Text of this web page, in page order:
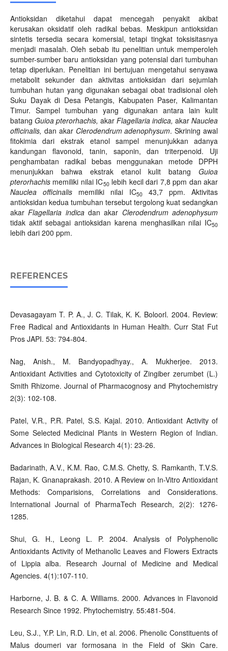
Antioksidan diketahui dapat mencegah penyakit akibat
kerusakan oksidatif oleh radikal bebas. Meskipun antioksidan
sintetis tersedia secara komersial, tetapi tingkat toksisitasnya
menjadi masalah. Oleh sebab itu penelitian untuk memperoleh
sumber-sumber baru antioksidan yang potensial dari tumbuhan
tetap diperlukan. Penelitian ini bertujuan mengetahui senyawa
metabolit sekunder dan aktivitas antioksidan dari sejumlah
tumbuhan hutan yang digunakan sebagai obat tradisional oleh
Suku Dayak di Desa Petangis, Kabupaten Paser, Kalimantan
Timur. Sampel tumbuhan yang digunakan antara lain kulit
batang Guioa pterorhachis,akarFlagellaria indica,akarNauclea
officinalis, dan akar Clerodendrum adenophysum. Skrining awal
fitokimia dari ekstrak etanol sampel menunjukkan adanya
kandungan flavonoid, tanin, saponin, dan triterpenoid. Uji
penghambatan radikal bebas menggunakan metode DPPH
menunjukkan bahwa ekstrak etanol kulit batangGuioa
pterorhachismemiliki nilai IC50lebih kecil dari 7,8 ppm dan akar
Nauclea officinalismemiliki nilai IC50
43,7 ppm. Aktivitas
antioksidan kedua tumbuhan tersebut tergolong kuat sedangkan
akarFlagellaria indicadan akar Clerodendrum adenophysum
tidak aktif sebagai antioksidan karena menghasilkan nilai IC50
lebih dari 200 ppm.
REFERENCES
Devasagayam T. P. A., J. C. Tilak, K. K. Boloorl. 2004. Review:
Free Radical and Antioxidants in Human Health. Curr Stat Fut
Pros JAPI. 53: 794-804.
Nag, Anish., M. Bandyopadhyay., A. Mukherjee. 2013.
Antioxidant Activities and Cytotoxicity of Zingiber zerumbet (L.)
Smith Rhizome. Journal of Pharmacognosy and Phytochemistry
2(3): 102-108.
Patel, V.R., P.R. Patel, S.S. Kajal. 2010. Antioxidant Activity of
Some Selected Medicinal Plants in Western Region of Indian.
Advances in Biological Research 4(1): 23-26.
Badarinath, A.V., K.M. Rao, C.M.S. Chetty, S. Ramkanth, T.V.S.
Rajan, K. Gnanaprakash. 2010. A Review on In-Vitro Antioxidant
Methods: Comparisions, Correlations and Considerations.
International Journal of PharmaTech Research, 2(2): 1276-
1285.
Shui, G. H., Leong L. P. 2004. Analysis of Polyphenolic
Antioxidants Activity of Methanolic Leaves and Flowers Extracts
of Lippia alba. Research Journal of Medicine and Medical
Agencies. 4(1):107-110.
Harborne, J. B. & C. A. Williams. 2000. Advances in Flavonoid
Research Since 1992. Phytochemistry. 55:481-504.
Leu, S.J., Y.P. Lin, R.D. Lin, et al. 2006. Phenolic Constituents of
Malus doumeri var formosana in the Field of Skin Care.